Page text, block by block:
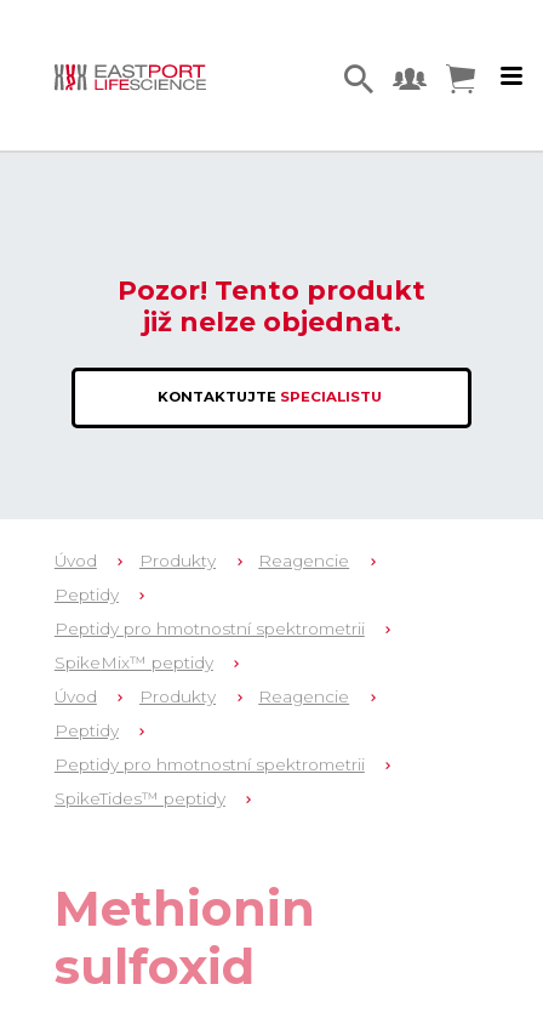
Pozor! Tento produkt
již nelze objednat.
KONTAKTUJTE SPECIALISTU
Úvod Produkty
Reagencie
Peptidy
Peptidy pro hmotnostní spektrometrii
SpikeMix™ peptidy
Úvod
Produkty
Reagencie
Peptidy
Peptidy pro hmotnostní spektrometrii
SpikeTides™ peptidy
Methionin
sulfoxid